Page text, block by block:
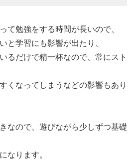
て勉強をする時間が長いので、
と学習にも影響が出たり、
るだけで精一杯なので、常にスト
くなってしまうなどの影響もあり
なので、遊びながら少しずつ基礎
なります。